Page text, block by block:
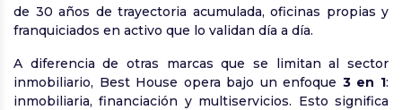
de 30 años de trayectoria acumulada, oficinas propias y
franquiciados en activo que lo validan día a día.
A diferencia de otras marcas que se limitan al sector
inmobiliario, Best House opera bajo un enfoque 3 en 1:
inmobiliaria, financiación y multiservicios. Esto significa